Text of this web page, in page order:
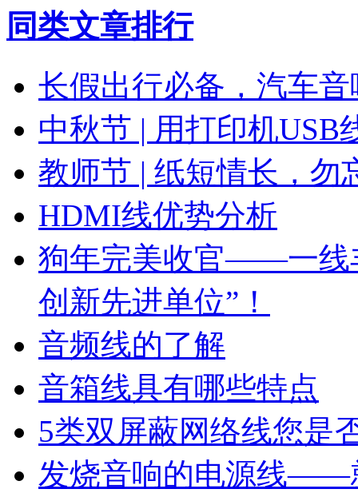
同类文章排行
长假出行必备，汽车
中秋节 | 用打印机USB
教师节 | 纸短情长，勿
HDMI线优势分析
狗年完美收官——一线
创新先进单位”！
音频线的了解
音箱线具有哪些特点
5类双屏蔽网络线您是
发烧音响的电源线——